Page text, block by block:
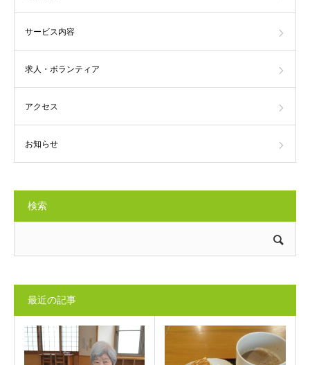
サービス内容
求人・ボランティア
アクセス
お知らせ
検索
最近の記事